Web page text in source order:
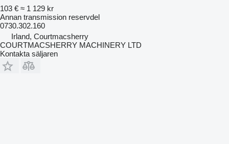
103 € ≈ 1 129 kr
Annan transmission reservdel
0730.302.160
Irland, Courtmacsherry
COURTMACSHERRY MACHINERY LTD
Kontakta säljaren